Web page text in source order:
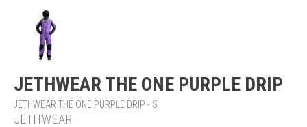
JETHWEAR THE ONE PURPLE DRIP
JETHWEAR THE ONE PURPLE DRIP - S
JETHWEAR